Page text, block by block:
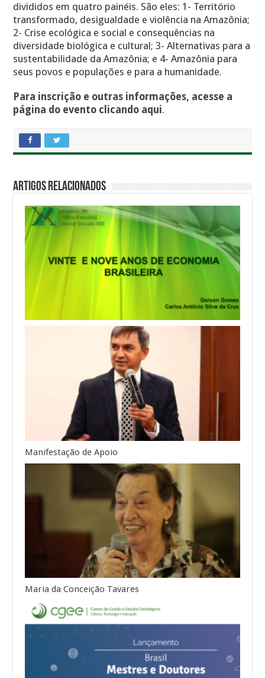
divididos em quatro painéis. São eles: 1- Território
transformado, desigualdade e violência na Amazônia;
2- Crise ecológica e social e consequências na
diversidade biológica e cultural; 3- Alternativas para a
sustentabilidade da Amazônia; e 4- Amazônia para
seus povos e populações e para a humanidade.
Para inscrição e outras informações, acesse a
página do evento clicando aqui.
Artigos Relacionados
Manifestação de Apoio
Maria da Conceição Tavares